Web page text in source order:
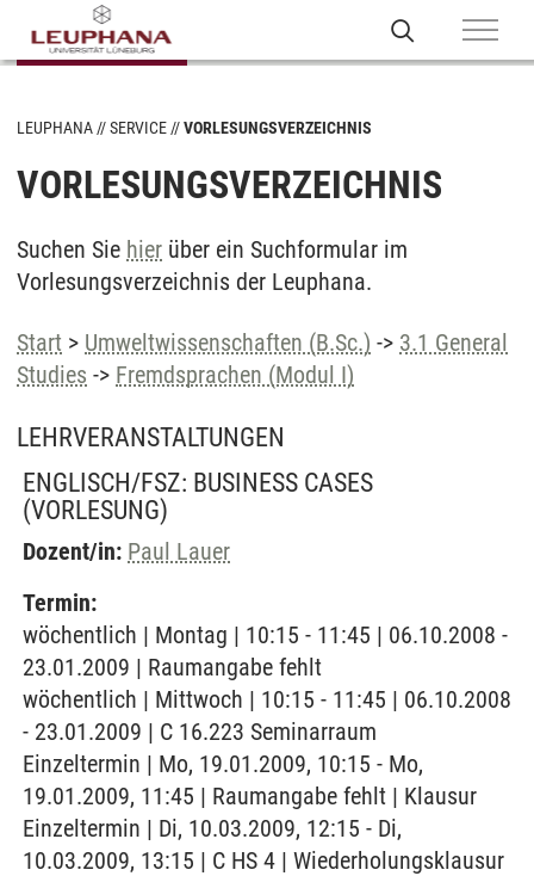
LEUPHANA SERVICE VORLESUNGSVERZEICHNIS
VORLESUNGSVERZEICHNIS
Suchen Sie hier über ein Suchformular im
Vorlesungsverzeichnis der Leuphana.
Start > Umweltwissenschaften (B.Sc.) -> 3.1 General
Studies -> Fremdsprachen (Modul I)
LEHRVERANSTALTUNGEN
ENGLISCH/FSZ: BUSINESS CASES
(VORLESUNG)
Dozent/in: Paul Lauer
Termin:
wöchentlich | Montag | 10:15 - 11:45 | 06.10.2008 -
23.01.2009 | Raumangabe fehlt
wöchentlich | Mittwoch | 10:15 - 11:45 | 06.10.2008
- 23.01.2009 | C 16.223 Seminarraum
Einzeltermin | Mo, 19.01.2009, 10:15 - Mo,
19.01.2009, 11:45 | Raumangabe fehlt | Klausur
Einzeltermin | Di, 10.03.2009, 12:15 - Di,
10.03.2009, 13:15 | C HS 4 | Wiederholungsklausur